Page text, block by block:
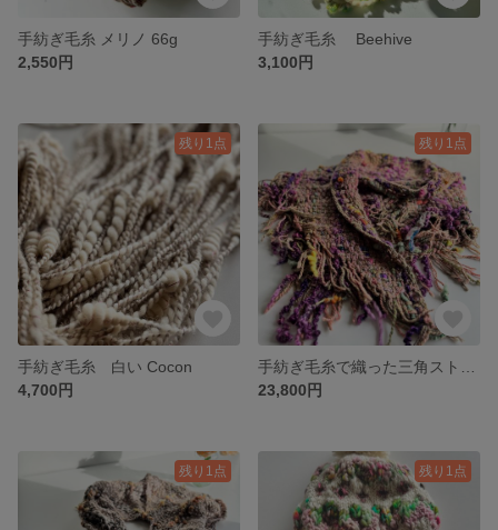
手紡ぎ毛糸 メリノ 66g
2,550円
手紡ぎ毛糸 Beehive
3,100円
残り1点
手紡ぎ毛糸 白い Cocon
4,700円
残り1点
23,800円
残り1点 残り1点